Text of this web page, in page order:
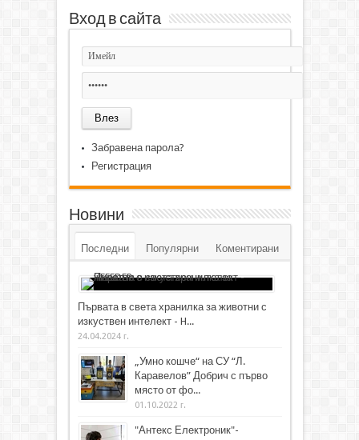
Вход в сайта
Забравена парола?
Регистрация
Новини
Последни Популярни Коментирани
Първата в света хранилка за животни с
изкуствен интелект - H...
24.04.2024 г.
„Умно кошче“ на СУ “Л.
Каравелов” Добрич с първо
място от фо...
01.10.2022 г.
"Антекс Електроник"-